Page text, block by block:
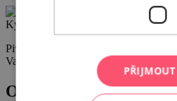
Pivovar, pivní lázně, restaurace a
Vaří spodně kvašený mok plzeňského
Ochutnejte Brno
PŘIJMOUT